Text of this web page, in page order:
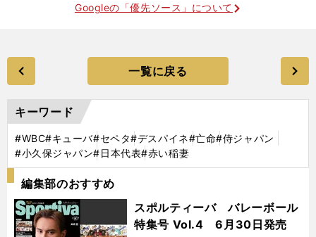
Googleの「優先ソース」について
一覧に戻る
キーワード
#WBC#キューバ#セペタ#デスパイネ#亡命#侍ジャパン
#小久保ジャパン#日本代表#赤い稲妻
編集部のおすすめ
スポルティーバ バレーボール
特集号 Vol.4 6月30日発売